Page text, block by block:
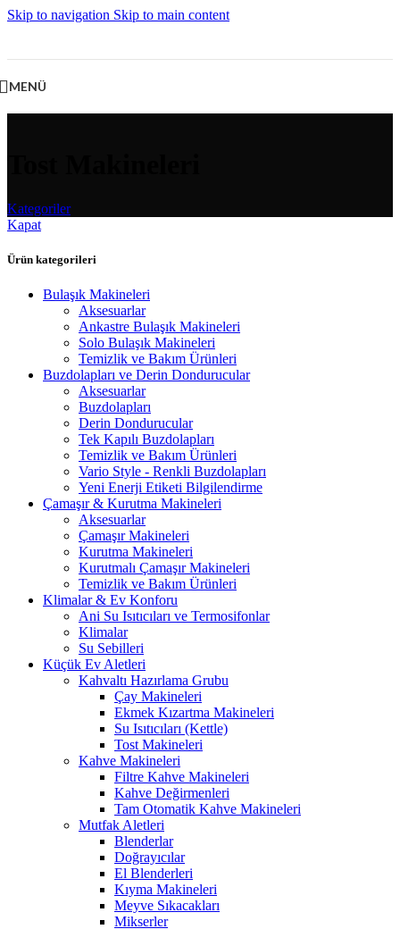
Skip to navigation Skip to main content
MENÜ
Kategoriler
Kapat
Ürün kategorileri
Bulaşık Makineleri
Aksesuarlar
Ankastre Bulaşık Makineleri
Solo Bulaşık Makineleri
Temizlik ve Bakım Ürünleri
Buzdolapları ve Derin Dondurucular
Aksesuarlar
Buzdolapları
Derin Dondurucular
Tek Kapılı Buzdolapları
Temizlik ve Bakım Ürünleri
Vario Style - Renkli Buzdolapları
Yeni Enerji Etiketi Bilgilendirme
Çamaşır & Kurutma Makineleri
Aksesuarlar
Çamaşır Makineleri
Kurutma Makineleri
Kurutmalı Çamaşır Makineleri
Temizlik ve Bakım Ürünleri
Klimalar & Ev Konforu
Ani Su Isıtıcıları ve Termosifonlar
Klimalar
Su Sebilleri
Küçük Ev Aletleri
Kahvaltı Hazırlama Grubu
Çay Makineleri
Ekmek Kızartma Makineleri
Su Isıtıcıları (Kettle)
Tost Makineleri
Kahve Makineleri
Filtre Kahve Makineleri
Kahve Değirmenleri
Tam Otomatik Kahve Makineleri
Mutfak Aletleri
Blenderlar
Doğrayıcılar
El Blenderleri
Kıyma Makineleri
Meyve Sıkacakları
Mikserler